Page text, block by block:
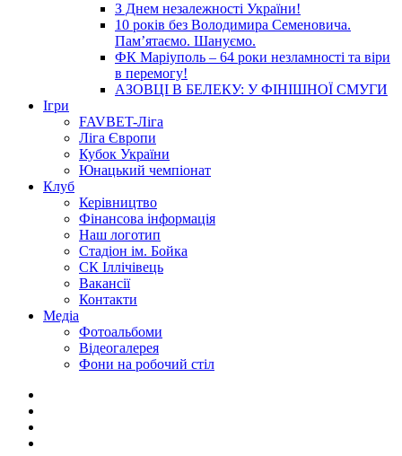
З Днем незалежності України!
10 років без Володимира Семеновича.
Пам’ятаємо. Шануємо.
ФК Маріуполь – 64 роки незламності та віри
в перемогу!
АЗОВЦІ В БЕЛЕКУ: У ФІНІШНОЇ СМУГИ
Ігри
FAVBET-Ліга
Ліга Європи
Кубок України
Юнацький чемпіонат
Клуб
Керівництво
Фінансова інформація
Наш логотип
Стадіон ім. Бойка
СК Іллічівець
Вакансії
Контакти
Медіа
Фотоальбоми
Відеогалерея
Фони на робочий стіл